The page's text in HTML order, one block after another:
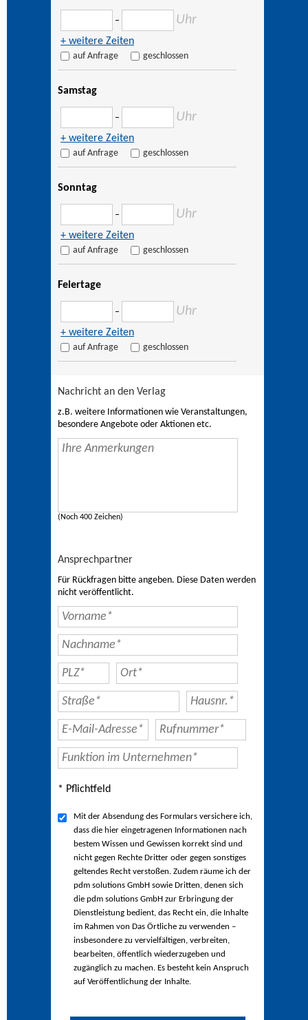
– Uhr
+ weitere Zeiten
auf Anfrage geschlossen
Samstag
– Uhr
+ weitere Zeiten
auf Anfrage geschlossen
Sonntag
– Uhr
+ weitere Zeiten
auf Anfrage geschlossen
Feiertage
– Uhr
+ weitere Zeiten
auf Anfrage geschlossen
Nachricht an den Verlag
z.B. weitere Informationen wie Veranstaltungen,
besondere Angebote oder Aktionen etc.
(Noch 400 Zeichen)
Ansprechpartner
Für Rückfragen bitte angeben. Diese Daten werden
nicht veröffentlicht.
* Pflichtfeld
Mit der Absendung des Formulars versichere ich,
dass die hier eingetragenen Informationen nach
bestem Wissen und Gewissen korrekt sind und
nicht gegen Rechte Dritter oder gegen sonstiges
geltendes Recht verstoßen. Zudem räume ich der
pdm solutions GmbH sowie Dritten, denen sich
die pdm solutions GmbH zur Erbringung der
Dienstleistung bedient, das Recht ein, die Inhalte
im Rahmen von Das Örtliche zu verwenden –
insbesondere zu vervielfältigen, verbreiten,
bearbeiten, öffentlich wiederzugeben und
zugänglich zu machen. Es besteht kein Anspruch
auf Veröffentlichung der Inhalte.